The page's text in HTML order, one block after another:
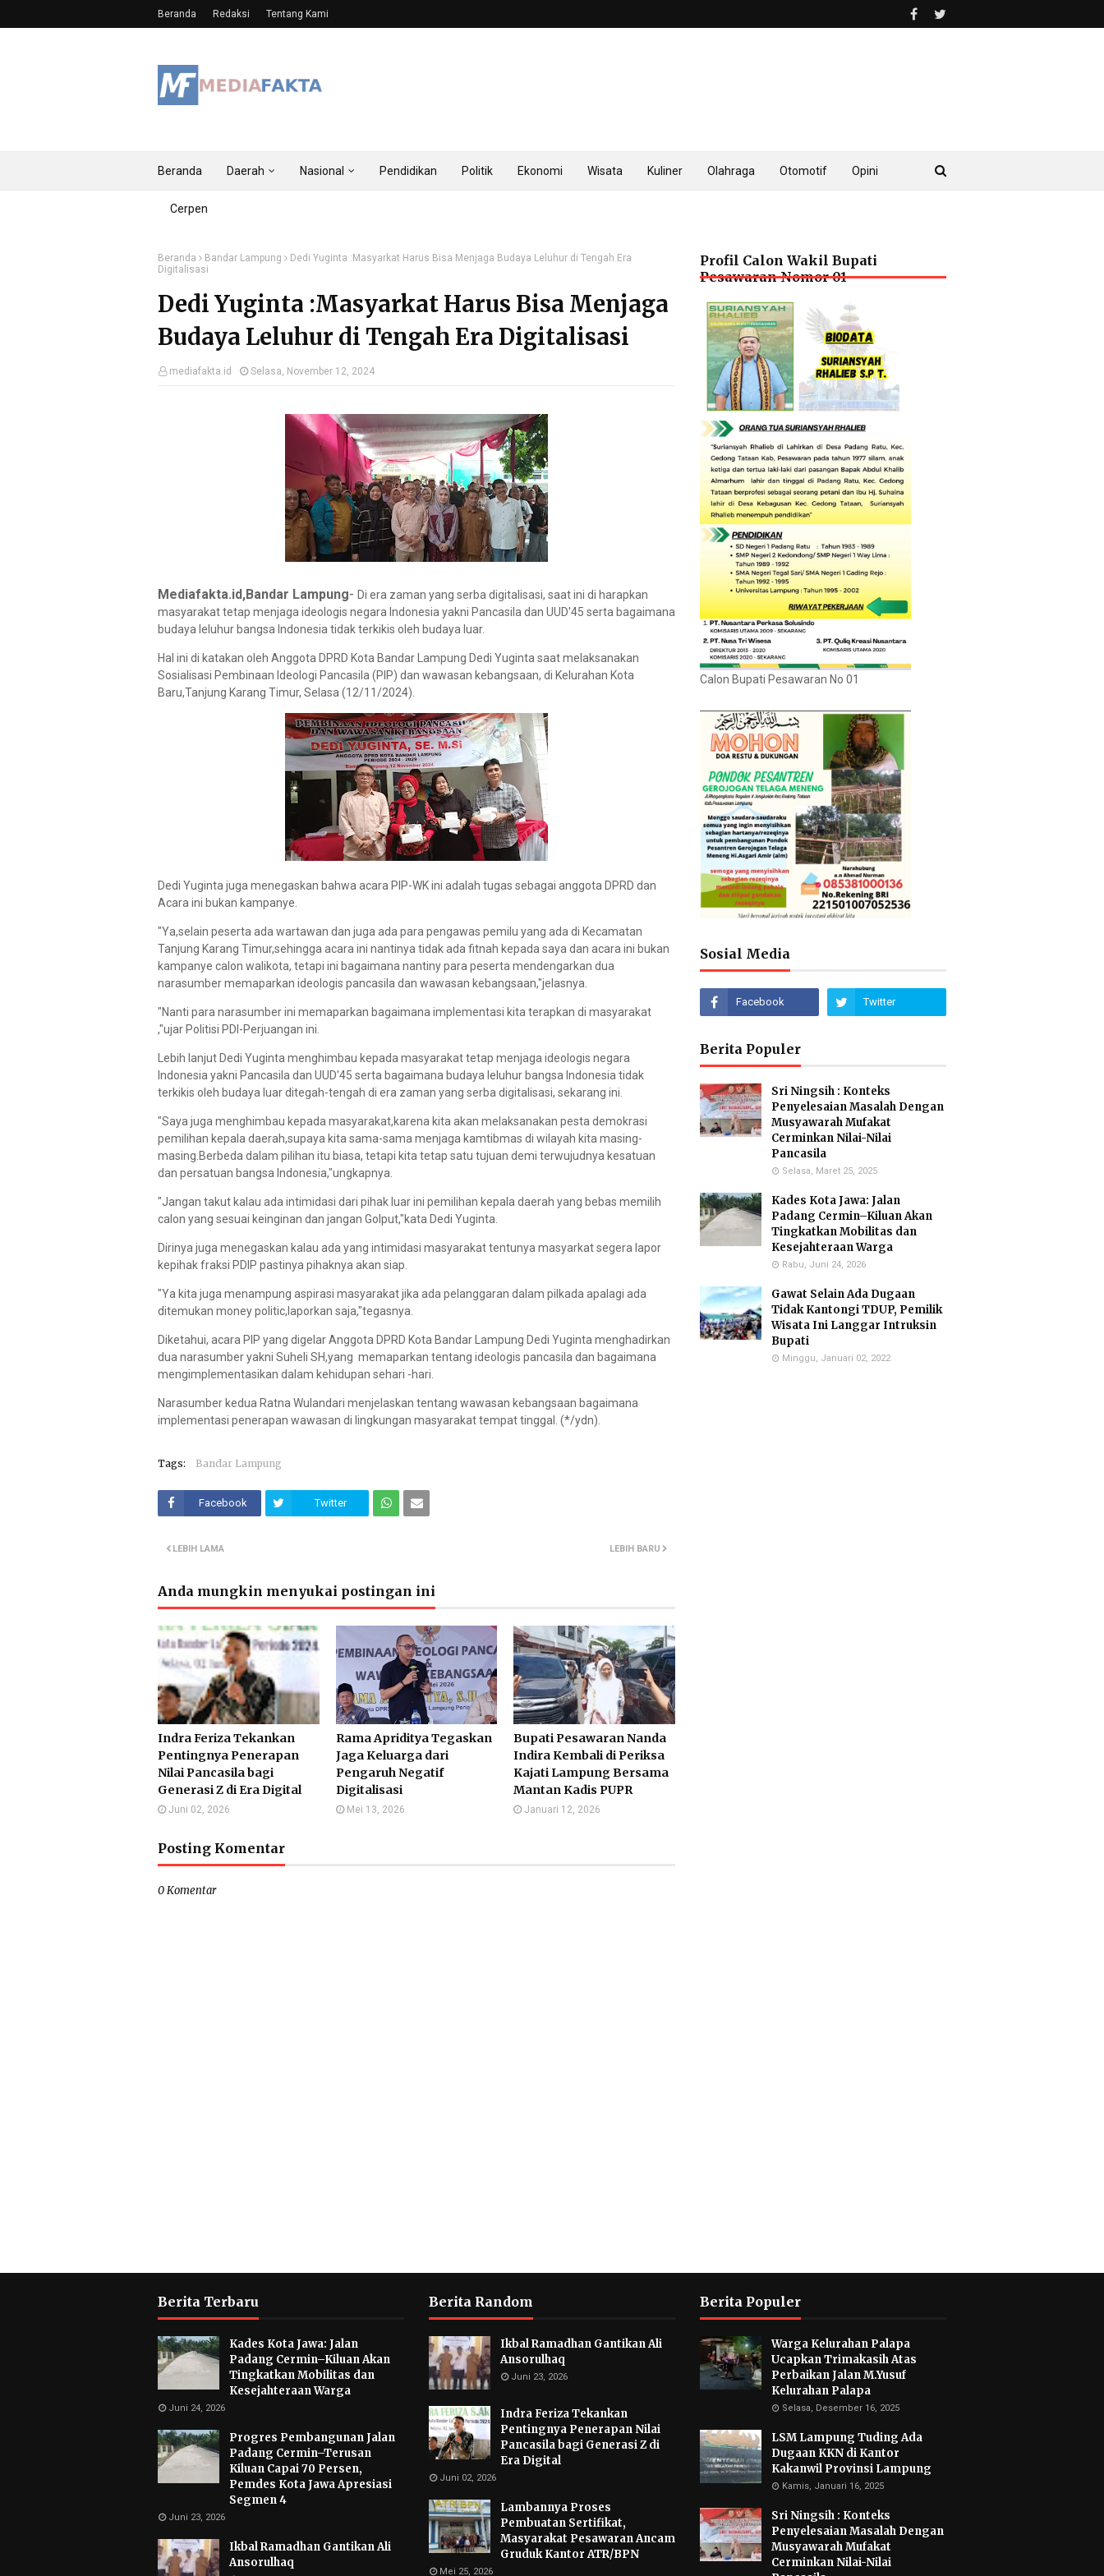
Beranda Redaksi Tentang Kami
Beranda Daerah Nasional Pendidikan Politik Ekonomi Wisata Kuliner Olahraga Otomotif Opini
Cerpen
Beranda Bandar Lampung
Dedi Yuginta :Masyarkat Harus Bisa Menjaga Budaya Leluhur di Tengah Era
Digitalisasi
Dedi Yuginta :Masyarkat Harus Bisa Menjaga
Budaya Leluhur di Tengah Era Digitalisasi
mediafakta.id Selasa, November 12, 2024
Mediafakta.id,Bandar Lampung- Di era zaman yang serba digitalisasi, saat ini di harapkan
masyarakat tetap menjaga ideologis negara Indonesia yakni Pancasila dan UUD'45 serta bagaimana
budaya leluhur bangsa Indonesia tidak terkikis oleh budaya luar.
Hal ini di katakan oleh Anggota DPRD Kota Bandar Lampung Dedi Yuginta saat melaksanakan
Sosialisasi Pembinaan Ideologi Pancasila (PIP) dan wawasan kebangsaan, di Kelurahan Kota
Baru,Tanjung Karang Timur, Selasa (12/11/2024).
Dedi Yuginta juga menegaskan bahwa acara PIP-WK ini adalah tugas sebagai anggota DPRD dan
Acara ini bukan kampanye.
"Ya,selain peserta ada wartawan dan juga ada para pengawas pemilu yang ada di Kecamatan
Tanjung Karang Timur,sehingga acara ini nantinya tidak ada fitnah kepada saya dan acara ini bukan
kampanye calon walikota, tetapi ini bagaimana nantiny para peserta mendengarkan dua
narasumber memaparkan ideologis pancasila dan wawasan kebangsaan,"jelasnya.
"Nanti para narasumber ini memaparkan bagaimana implementasi kita terapkan di masyarakat
,"ujar Politisi PDI-Perjuangan ini.
Lebih lanjut Dedi Yuginta menghimbau kepada masyarakat tetap menjaga ideologis negara
Indonesia yakni Pancasila dan UUD'45 serta bagaimana budaya leluhur bangsa Indonesia tidak
terkikis oleh budaya luar ditegah-tengah di era zaman yang serba digitalisasi, sekarang ini.
"Saya juga menghimbau kepada masyarakat,karena kita akan melaksanakan pesta demokrasi
pemilihan kepala daerah,supaya kita sama-sama menjaga kamtibmas di wilayah kita masing-
masing.Berbeda dalam pilihan itu biasa, tetapi kita tetap satu tujuan demi terwujudnya kesatuan
dan persatuan bangsa Indonesia,"ungkapnya.
"Jangan takut kalau ada intimidasi dari pihak luar ini pemilihan kepala daerah yang bebas memilih
calon yang sesuai keinginan dan jangan Golput,"kata Dedi Yuginta.
Dirinya juga menegaskan kalau ada yang intimidasi masyarakat tentunya masyarkat segera lapor
kepihak fraksi PDIP pastinya pihaknya akan siap.
"Ya kita juga menampung aspirasi masyarakat jika ada pelanggaran dalam pilkada apalagi ada
ditemukan money politic,laporkan saja,"tegasnya.
Diketahui, acara PIP yang digelar Anggota DPRD Kota Bandar Lampung Dedi Yuginta menghadirkan
dua narasumber yakni Suheli SH,yang memaparkan tentang ideologis pancasila dan bagaimana
mengimplementasikan dalam kehidupan sehari -hari.
Narasumber kedua Ratna Wulandari menjelaskan tentang wawasan kebangsaan bagaimana
implementasi penerapan wawasan di lingkungan masyarakat tempat tinggal. (*/ydn).
Tags: Bandar Lampung
Facebook Twitter
LEBIH BARU
LEBIH LAMA
Anda mungkin menyukai postingan ini
Indra Feriza Tekankan
Pentingnya Penerapan
Nilai Pancasila bagi
Generasi Z di Era Digital
Juni 02, 2026
Rama Apriditya Tegaskan
Jaga Keluarga dari
Pengaruh Negatif
Digitalisasi
Mei 13, 2026
Bupati Pesawaran Nanda
Indira Kembali di Periksa
Kajati Lampung Bersama
Mantan Kadis PUPR
Januari 12, 2026
Posting Komentar
0 Komentar
Profil Calon Wakil Bupati
Pesawaran Nomor 01
Calon Bupati Pesawaran No 01
Sosial Media
Berita Populer
Sri Ningsih : Konteks
Penyelesaian Masalah Dengan
Musyawarah Mufakat
Cerminkan Nilai-Nilai
Pancasila
Selasa, Maret 25, 2025
Kades Kota Jawa: Jalan
Padang Cermin–Kiluan Akan
Tingkatkan Mobilitas dan
Kesejahteraan Warga
Rabu, Juni 24, 2026
Gawat Selain Ada Dugaan
Tidak Kantongi TDUP, Pemilik
Wisata Ini Langgar Intruksin
Bupati
Minggu, Januari 02, 2022
Berita Terbaru
Kades Kota Jawa: Jalan
Padang Cermin–Kiluan Akan
Tingkatkan Mobilitas dan
Kesejahteraan Warga
Juni 24, 2026
Progres Pembangunan Jalan
Padang Cermin–Terusan
Kiluan Capai 70 Persen,
Pemdes Kota Jawa Apresiasi
Segmen 4
Juni 23, 2026
Ikbal Ramadhan Gantikan Ali
Ansorulhaq
Berita Random
Ikbal Ramadhan Gantikan Ali
Ansorulhaq
Juni 23, 2026
Indra Feriza Tekankan
Pentingnya Penerapan Nilai
Pancasila bagi Generasi Z di
Era Digital
Juni 02, 2026
Lambannya Proses
Pembuatan Sertifikat,
Masyarakat Pesawaran Ancam
Gruduk Kantor ATR/BPN
Mei 25, 2026
Berita Populer
Warga Kelurahan Palapa
Ucapkan Trimakasih Atas
Perbaikan Jalan M.Yusuf
Kelurahan Palapa
Selasa, Desember 16, 2025
LSM Lampung Tuding Ada
Dugaan KKN di Kantor
Kakanwil Provinsi Lampung
Kamis, Januari 16, 2025
Sri Ningsih : Konteks
Penyelesaian Masalah Dengan
Musyawarah Mufakat
Cerminkan Nilai-Nilai